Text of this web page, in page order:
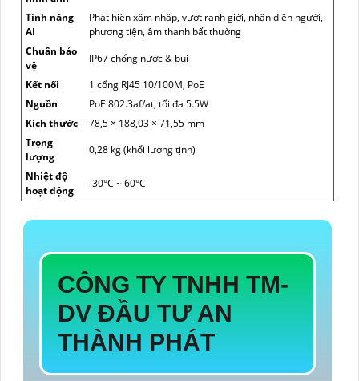
Tính năng
AI
Phát hiện xâm nhập, vượt ranh giới, nhận diện người,
phương tiện, âm thanh bất thường
Chuẩn bảo
vệ
IP67 chống nước & bụi
Kết nối
1 cổng RJ45 10/100M, PoE
Nguồn
PoE 802.3af/at, tối đa 5.5W
Kích thước
78,5 × 188,03 × 71,55 mm
Trọng
lượng
0,28 kg (khối lượng tịnh)
Nhiệt độ
hoạt động
-30°C ~ 60°C
CÔNG TY TNHH TM-
DV ĐẦU TƯ AN
THÀNH PHÁT